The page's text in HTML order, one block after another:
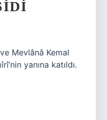
Mevlânâ Kemal
yanına katıldı.